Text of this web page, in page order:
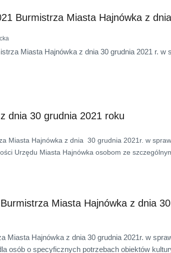
Burmistrza Miasta Hajnówka z
Miasta Hajnówka z dnia 30 grudnia 2021 r. w
dnia 30 grudnia 2021 roku
Miasta Hajnówka z dnia 30 grudnia 2021r. w
Urzędu Miasta Hajnówka osobom ze
Miasta Hajnówka z dnia
Miasta Hajnówka z dnia 30 grudnia 2021r. w
osób o specyficznych potrzebach obiektów